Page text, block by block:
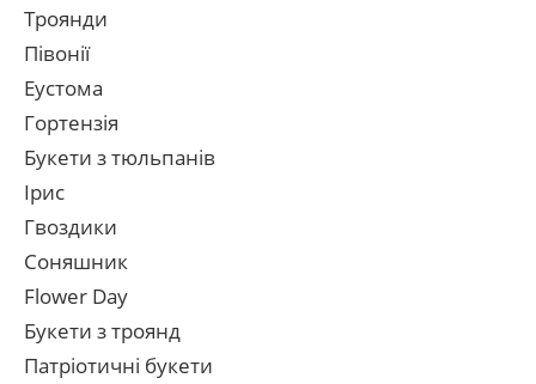
Троянди
Півонії
Еустома
Гортензія
Букети з тюльпанів
Ірис
Гвоздики
Соняшник
Flower Day
Букети з троянд
Патріотичні букети